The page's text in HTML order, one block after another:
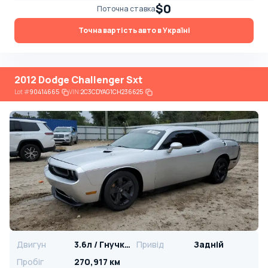
Поточна ставка$0
Точна вартість авто в Україні
2012 Dodge Challenger Sxt
Lot#90414665 VIN:2C3CDYAG1CH236625
Двигун 3.6л / Гнучке паливо Привід
Задній
Пробіг
270,917 км